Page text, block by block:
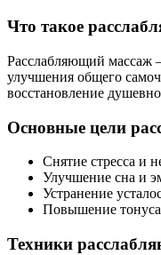
Что такое
Расслабляющий массаж
улучшения общего
восстановление
Основные цели
Снятие стресса и
Улучшение сна и
Устранение
Повышение
Техники